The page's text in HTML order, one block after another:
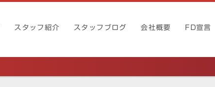
スタッフ紹介 スタッフブログ 会社概要 FD宣言